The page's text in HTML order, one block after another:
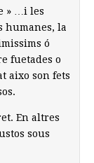
» …i les
humanes, la
ó
fuetades o
aixo son fets
En altres
sous